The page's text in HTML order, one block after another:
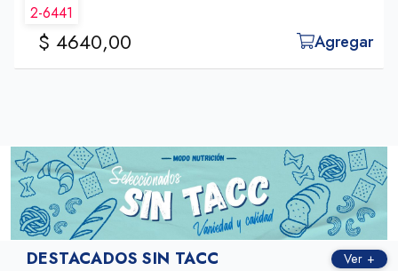
$ 4640,00 Agregar
DESTACADOS SIN TACC Ver +